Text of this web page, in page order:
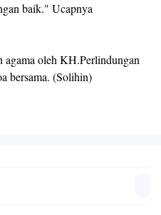
baik." Ucapnya
agama oleh KH.Perlindungan
bersama. (Solihin)